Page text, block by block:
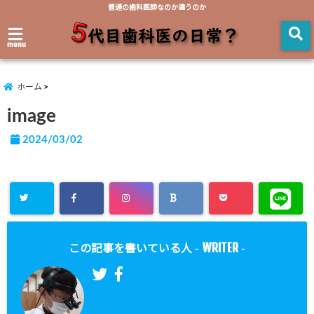
普通の歯科医師なのか違うのか
menu
ホーム
image
2024/03/02
この記事を書いている人 - WRITER -